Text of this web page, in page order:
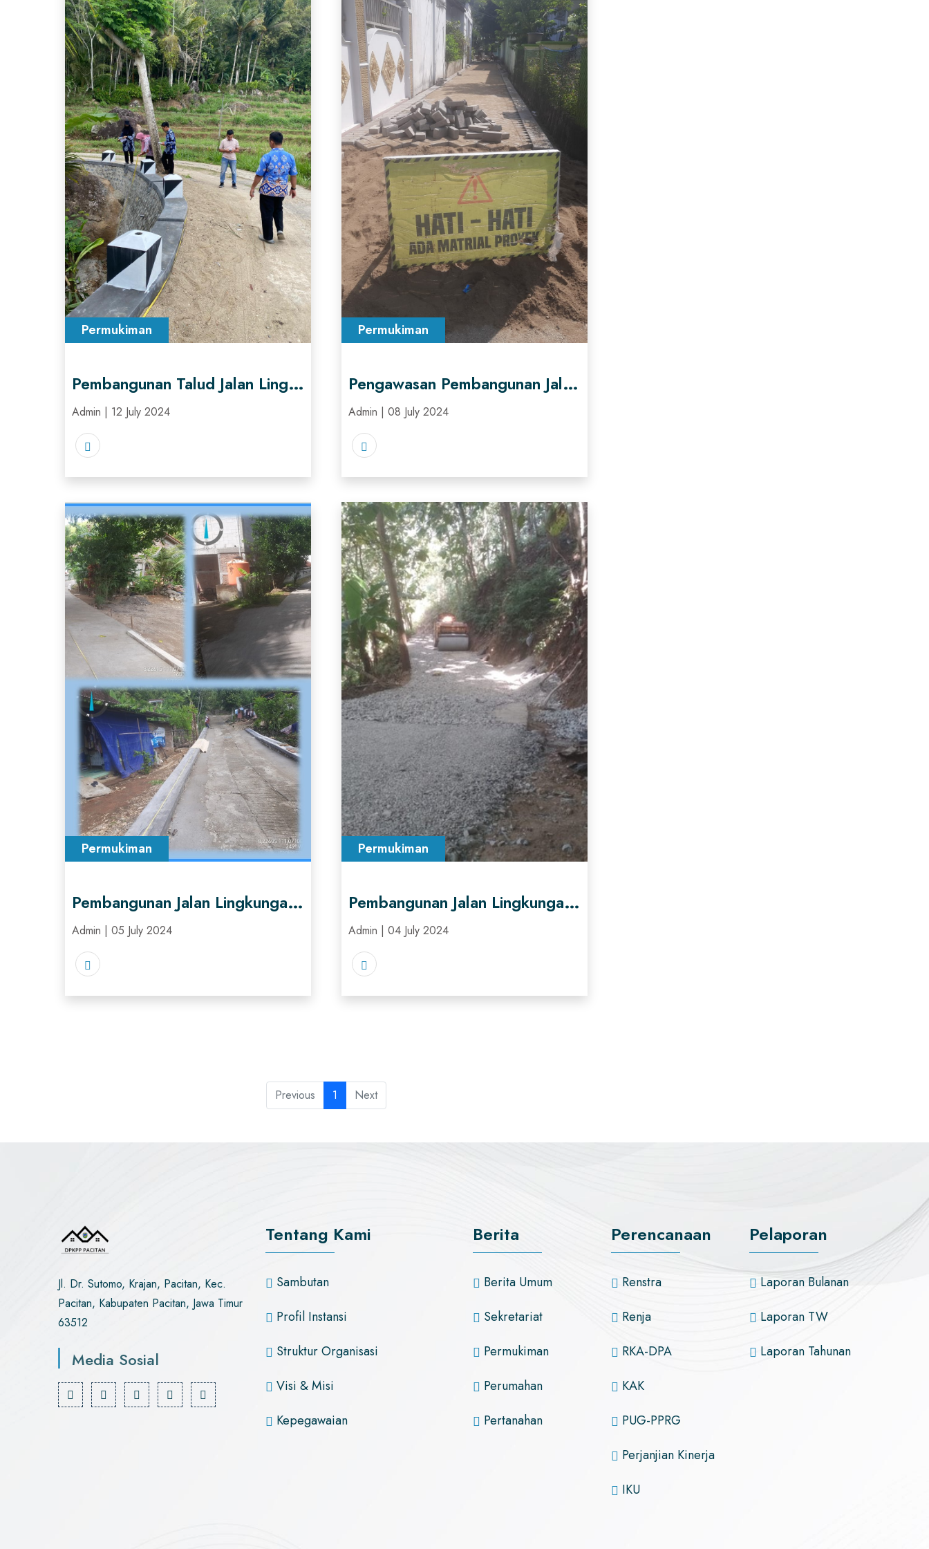
Permukiman
Pembangunan Talud Jalan Lingkungan penunjang fungsi Hunian Di Desa Karangnongko, Kecamatan Kebonagung, Kabupaten Pacitan
Admin | 12 July 2024
Permukiman
Pengawasan Pembangunan Jalan Lingkungan
Admin | 08 July 2024
Permukiman
Pembangunan Jalan Lingkungan Tamperan Kelurahan Sidoharjo, Kec. Pacitan
Admin | 05 July 2024
Permukiman
Pembangunan Jalan Lingkungan penunjang fungsi Hunian Di Desa Ngreco Kecamatan Tegalombo Kabupaten Pacitan
Admin | 04 July 2024
Previous 1 Next
Jl. Dr. Sutomo, Krajan, Pacitan, Kec.
Pacitan, Kabupaten Pacitan, Jawa Timur
63512
Media Sosial
Tentang Kami
Sambutan
Profil Instansi
Struktur Organisasi
Visi & Misi
Kepegawaian
Berita
Berita Umum
Sekretariat
Permukiman
Perumahan
Pertanahan
Perencanaan
Renstra
Renja
RKA-DPA
KAK
PUG-PPRG
Perjanjian Kinerja
IKU
Pelaporan
Laporan Bulanan
Laporan TW
Laporan Tahunan